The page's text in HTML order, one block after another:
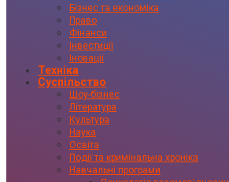
Бізнес та економіка
Право
Фінанси
Інвестиції
Іновації
Техніка
Суспільство
Шоу-бізнес
Література
Культура
Наука
Освіта
Події та кримінальна хроніка
Навчальні програми